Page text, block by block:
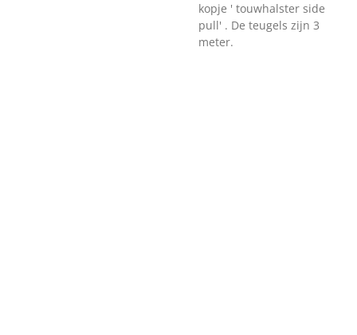
kopje ' touwhalster side
pull' . De teugels zijn 3
meter.